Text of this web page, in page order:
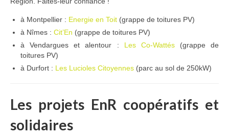
à Montpellier : Energie en Toit (grappe de toitures PV)
à Nîmes : Cit’En (grappe de toitures PV)
à Vendargues et alentour : Les Co-Wattés(grappe de
toitures PV)
à Durfort : Les Lucioles Citoyennes (parc au sol de 250kW)
Les projets EnR coopératifs et
solidaires